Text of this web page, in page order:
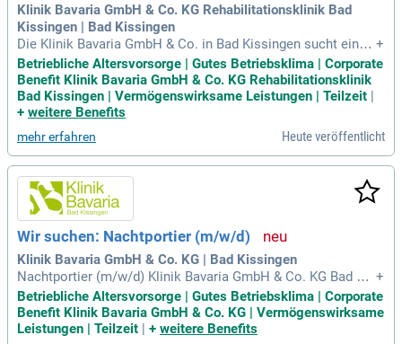
Klinik Bavaria GmbH & Co. KG Rehabilitationsklinik Bad
Kissingen | Bad Kissingen
Die Klinik Bavaria GmbH & Co. in Bad Kissingen sucht einen
engagierten Nachtportier (m/w/d). Seit 1988 bieten wir erst
klassige Rehabilitation mit über 300 Betten und einem breit
en Fachspektrum in Orthopädie, Neurologie, Geriatrie und Ar
beitsmedizin. Unsere Intensivstation unterstützt die Frühreh
r legen großen Wert auf eine menschliche Betreuung, die die
individuellen Bedürfnisse unserer Rehabilitanden in den Mitt
elpunkt stellt. Respekt und Achtung prägen unsere tägliche
Arbeit und unser Verständnis für die Patienten. Werden Sie
Teil unseres erfolgreichen Teams und gestalten Sie die Zuk
unft der Rehabilitation mit.
+
Betriebliche Altersvorsorge | Gutes Betriebsklima | Corporate
Benefit Klinik Bavaria GmbH & Co. KG Rehabilitationsklinik
Bad Kissingen | Vermögenswirksame Leistungen | Teilzeit |
+ weitere Benefits
mehr erfahren Heute veröffentlicht
Wir suchen: Nachtportier (m/w/d)
Klinik Bavaria GmbH & Co. KG | Bad Kissingen
Nachtportier (m/w/d) Klinik Bavaria GmbH & Co. KG Bad Kis
singen Berufserfahrung (Junior Level) Berufserfahrung Vollz
eit Das sind wir Seit unserer Gründung im Jahr 1988 leben w
ir in unserer Klinik die stetige Entwicklung.
+
Betriebliche Altersvorsorge | Gutes Betriebsklima | Corporate
Benefit Klinik Bavaria GmbH & Co. KG | Vermögenswirksame
Leistungen | Teilzeit | + weitere Benefits